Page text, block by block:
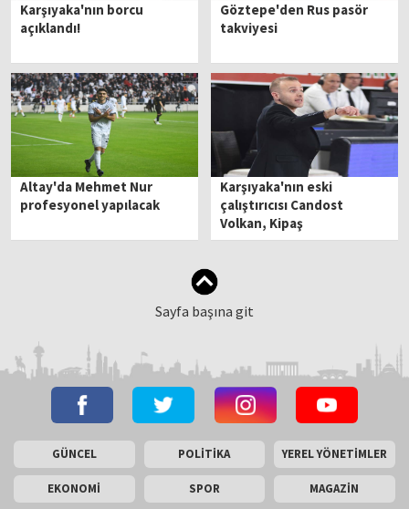
Karşıyaka'nın borcu
açıklandı!
Göztepe'den Rus pasör
takviyesi
Altay'da Mehmet Nur
profesyonel yapılacak
Karşıyaka'nın eski
çalıştırıcısı Candost
Volkan, Kipaş
İstiklalspor'la anlaştı
Sayfa başına git
GÜNCEL POLİTİKA YEREL YÖNETİMLER
EKONOMİ SPOR MAGAZİN